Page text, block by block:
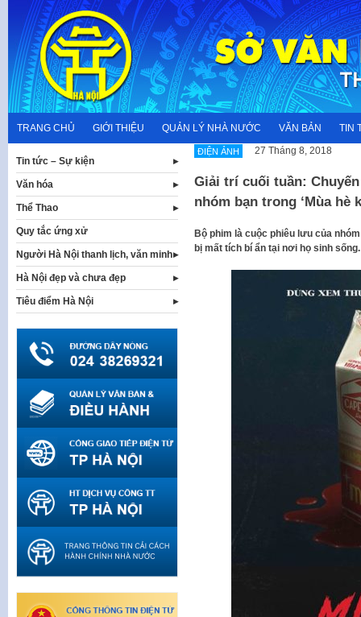
content
TRANG CHỦ GIỚI THIỆU QUẢN LÝ NHÀ NƯỚC VĂN BẢN TIN
ĐIỆN ẢNH 27 Tháng 8, 2018
Giải trí cuối tuần:
nhóm bạn trong ‘Mùa hè
Bộ phim là cuộc phiêu lưu của
bị mất tích bí ẩn tại nơi họ sinh sống.
Tin tức – Sự kiện
Văn hóa
Thể Thao
Quy tắc ứng xử
Người Hà Nội thanh lịch, văn minh
Hà Nội đẹp và chưa đẹp
Tiêu điểm Hà Nội